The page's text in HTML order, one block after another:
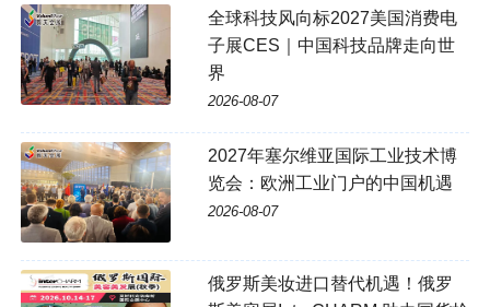
全球科技风向标2027美国消费电
子展CES｜中国科技品牌走向世
界
2026-08-07
2027年塞尔维亚国际工业技术博
览会：欧洲工业门户的中国机遇
2026-08-07
俄罗斯美妆进口替代机遇！俄罗